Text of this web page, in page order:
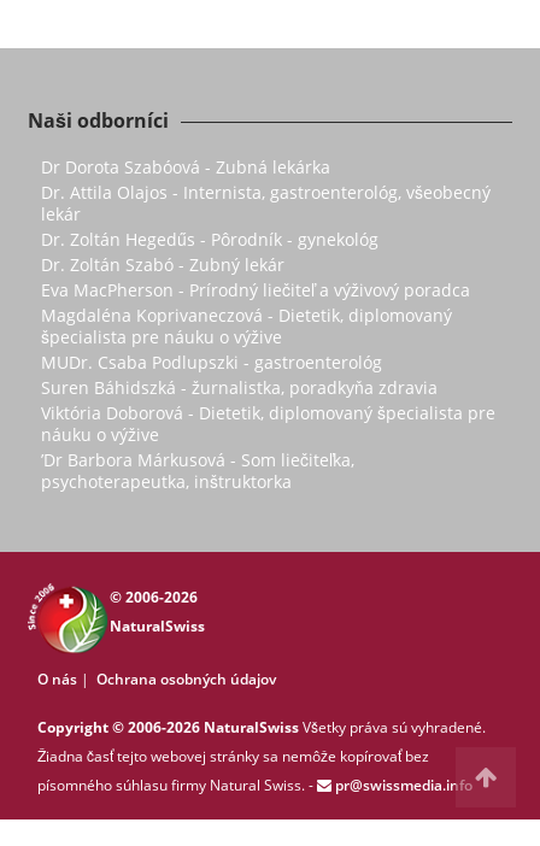
Naši odborníci
Dr Dorota Szabóová - Zubná lekárka
Dr. Attila Olajos - Internista, gastroenterológ, všeobecný
lekár
Dr. Zoltán Hegedűs - Pôrodník - gynekológ
Dr. Zoltán Szabó - Zubný lekár
Eva MacPherson - Prírodný liečiteľ a výživový poradca
Magdaléna Koprivaneczová - Dietetik, diplomovaný
špecialista pre náuku o výžive
MUDr. Csaba Podlupszki - gastroenterológ
Suren Báhidszká - žurnalistka, poradkyňa zdravia
Viktória Doborová - Dietetik, diplomovaný špecialista pre
náuku o výžive
’Dr Barbora Márkusová - Som liečiteľka,
psychoterapeutka, inštruktorka
© 2006-2026
NaturalSwiss
O nás | Ochrana osobných údajov
Copyright © 2006-2026 NaturalSwissVšetky práva sú vyhradené.
Žiadna časť tejto webovej stránky sa nemôže kopírovať bez
písomného súhlasu firmy Natural Swiss. -
pr@swissmedia.info